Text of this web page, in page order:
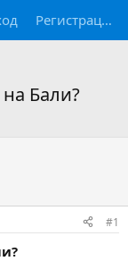
Регистрация
Бали?
#1